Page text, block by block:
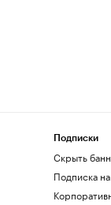
Подписки
Скрыть
Подписка